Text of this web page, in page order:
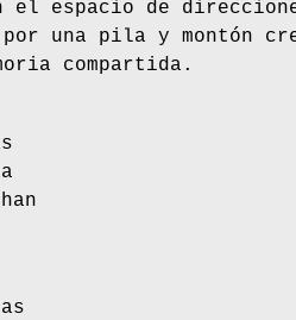
el espacio de
una pila y montón
compartida.